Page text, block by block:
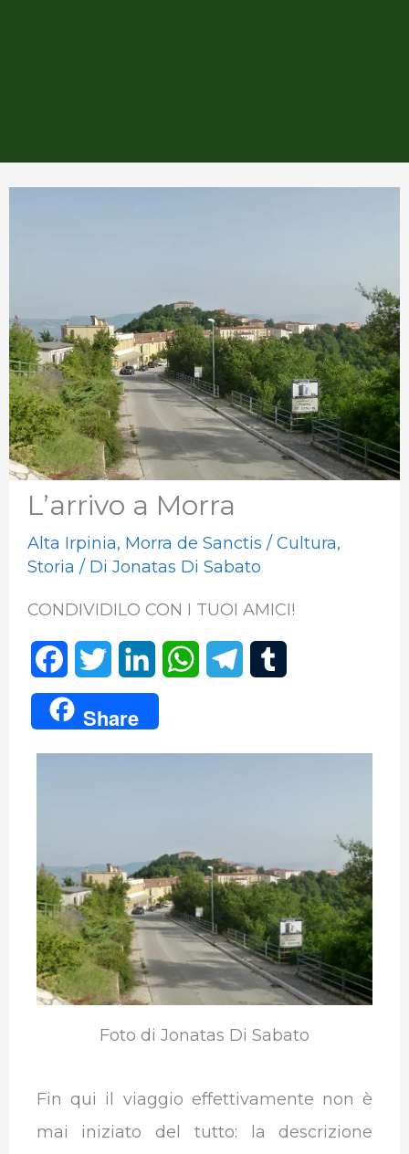
L’arrivo a Morra
Alta Irpinia, Morra de Sanctis / Cultura,
Storia / Di Jonatas Di Sabato
CONDIVIDILO CON I TUOI AMICI!
a
c
o
k
w
i
r
i
n
I
n
W
p
p
a
m
Share
Foto di Jonatas Di Sabato
Fin qui il viaggio effettivamente non è
mai iniziato del tutto: la descrizione